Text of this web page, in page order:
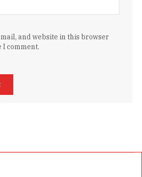
and website in this browser
I comment.